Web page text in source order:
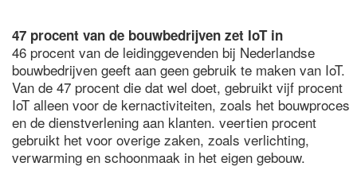
47 procent van de bouwbedrijven zet IoT in
46 procent van de leidinggevenden bij Nederlandse
bouwbedrijven geeft aan geen gebruik te maken van IoT.
Van de 47 procent die dat wel doet, gebruikt vijf procent
IoT alleen voor de kernactiviteiten, zoals het bouwproces
en de dienstverlening aan klanten. veertien procent
gebruikt het voor overige zaken, zoals verlichting,
verwarming en schoonmaak in het eigen gebouw.